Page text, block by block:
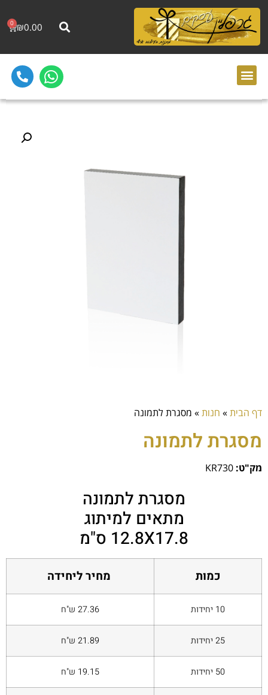
₪0.00
0
דף הבית» חנות» מסגרת לתמונה
מסגרת לתמונה
מק"ט:
מסגרת לתמונה
מתאים למיתוג
12.8X17.8 ס"מ
כמות מחיר ליחידה
10 יחידות 27.36 ש"ח
25 יחידות 21.89 ש"ח
50 יחידות 19.15 ש"ח